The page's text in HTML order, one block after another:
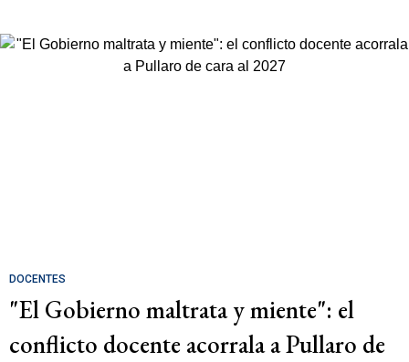
DOCENTES
"El Gobierno maltrata y miente": el
conflicto docente acorrala a Pullaro de